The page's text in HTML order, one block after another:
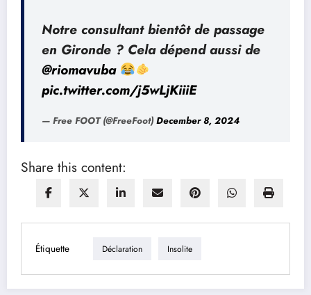
Notre consultant bientôt de passage
en Gironde ? Cela dépend aussi de
@riomavuba
pic.twitter.com/j5wLjKiiiE
— Free FOOT (@FreeFoot) December 8, 2024
Share this content:
Étiquette Déclaration Insolite